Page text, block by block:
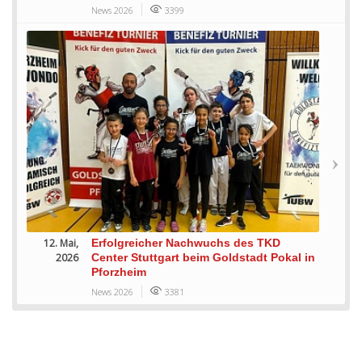
News 2026 3399
12. Mai,
2026
Erfolgreicher Nachwuchs des TKD
Center Stuttgart beim Goldstadt Pokal in
Pforzheim
News 2026 3381